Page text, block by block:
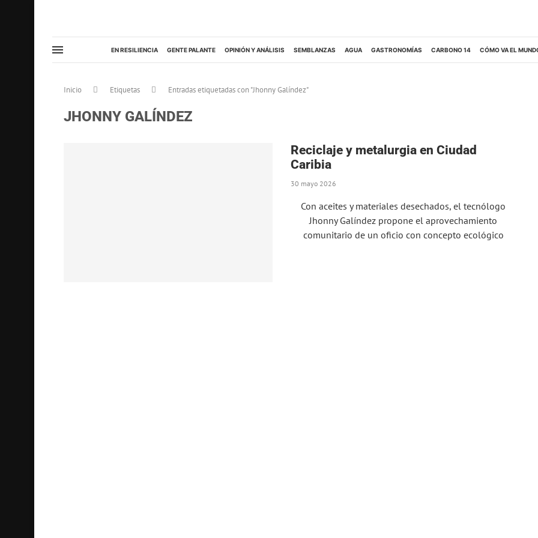
EN RESILIENCIA GENTE PALANTE OPINIÓN Y ANÁLISIS SEMBLANZAS AGUA GASTRONOMÍAS CARBONO 14 CÓMO VA EL
Inicio Etiquetas Entradas etiquetadas con "Jhonny Galíndez"
JHONNY GALÍNDEZ
Reciclaje y metalurgia en Ciudad
Caribia
30 mayo 2026
Con aceites y materiales desechados, el tecnólogo
Jhonny Galíndez propone el aprovechamiento
comunitario de un oficio con concepto ecológico